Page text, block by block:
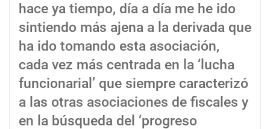
hace ya tiempo, día a día me he ido
sintiendo más ajena a la derivada que
ha ido tomando esta asociación,
cada vez más centrada en la ‘lucha
funcionarial’ que siempre caracterizó
a las otras asociaciones de fiscales y
en la búsqueda del ‘progreso